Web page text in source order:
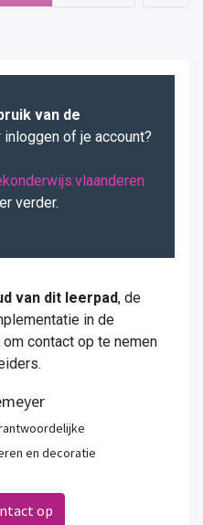
van de
inloggen of je account?
verder.
van dit leerpad, de
in de
contact op te nemen
en decoratie
op